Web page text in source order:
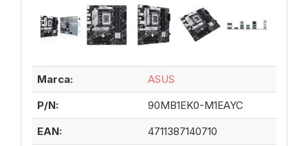
Marca:
ASUS
P/N:
90MB1EK0-M1EAYC
EAN:
4711387140710